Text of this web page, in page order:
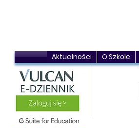
Aktualności O Szkole